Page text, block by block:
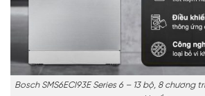
Bosch SMS6ECI93E Series 6 – 13 bộ, 8 chương